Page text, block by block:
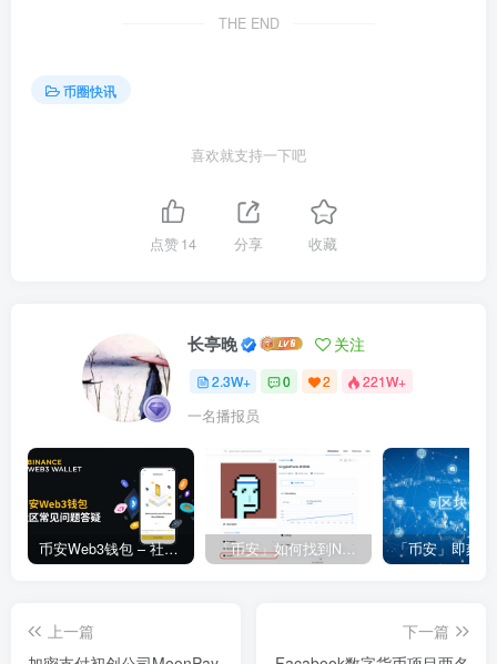
THE END
币圈快讯
喜欢就支持一下吧
点赞14 分享 收藏
长亭晚 关注
2.3W+ 0 2 221W+
一名播报员
币安Web3钱包 – 社区常见问题答疑 「币安」如何找到NFT合约地址？
上一篇
下一篇